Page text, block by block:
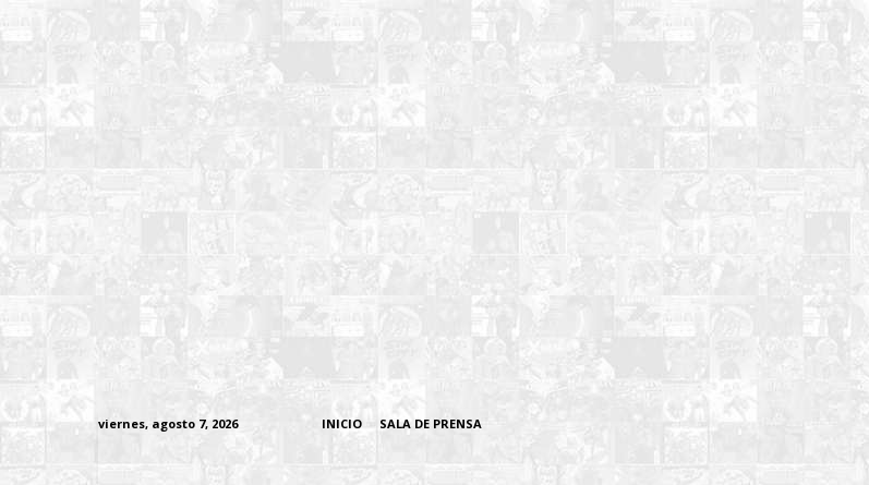
viernes, agosto 7, 2026 INICIO SALA DE PRENSA